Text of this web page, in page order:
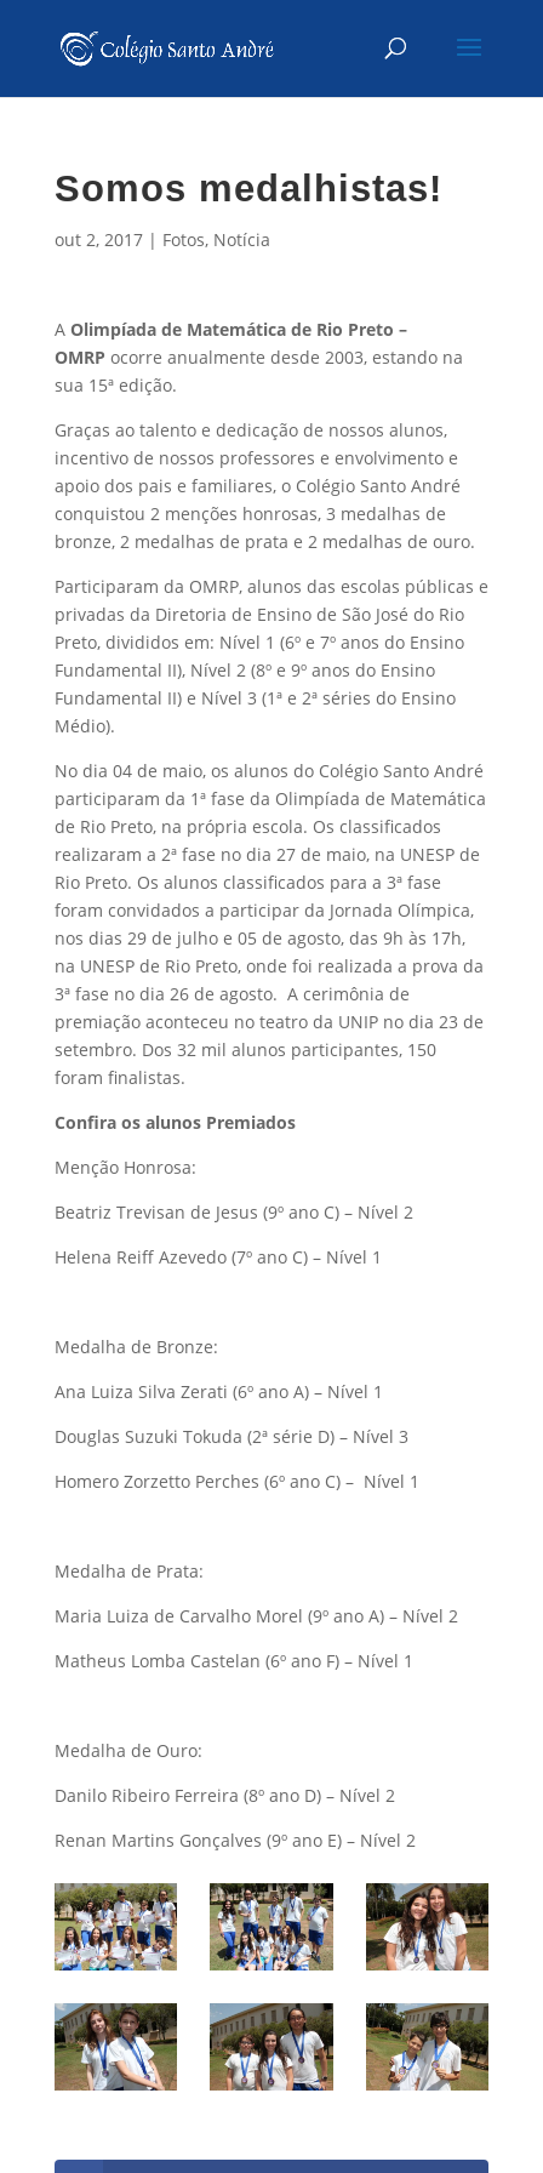
Somos medalhistas!
out 2, 2017| Fotos, Notícia
A Olimpíada de Matemática de Rio Preto –
OMRP ocorre anualmente desde 2003, estando na
sua 15ª edição.
Graças ao talento e dedicação de nossos alunos,
incentivo de nossos professores e envolvimento e
apoio dos pais e familiares, o Colégio Santo André
conquistou 2 menções honrosas, 3 medalhas de
bronze, 2 medalhas de prata e 2 medalhas de ouro.
Participaram da OMRP, alunos das escolas públicas e
privadas da Diretoria de Ensino de São José do Rio
Preto, divididos em: Nível 1 (6º e 7º anos do Ensino
Fundamental II), Nível 2 (8º e 9º anos do Ensino
Fundamental II) e Nível 3 (1ª e 2ª séries do Ensino
Médio).
No dia 04 de maio, os alunos do Colégio Santo André
participaram da 1ª fase da Olimpíada de Matemática
de Rio Preto, na própria escola. Os classificados
realizaram a 2ª fase no dia 27 de maio, na UNESP de
Rio Preto. Os alunos classificados para a 3ª fase
foram convidados a participar da Jornada Olímpica,
nos dias 29 de julho e 05 de agosto, das 9h às 17h,
na UNESP de Rio Preto, onde foi realizada a prova da
3ª fase no dia 26 de agosto. A cerimônia de
premiação aconteceu no teatro da UNIP no dia 23 de
setembro. Dos 32 mil alunos participantes, 150
foram finalistas.
Confira os alunos Premiados
Menção Honrosa:
Beatriz Trevisan de Jesus (9º ano C) – Nível 2
Helena Reiff Azevedo (7º ano C) – Nível 1
Medalha de Bronze:
Ana Luiza Silva Zerati (6º ano A) – Nível 1
Douglas Suzuki Tokuda (2ª série D) – Nível 3
Homero Zorzetto Perches (6º ano C) – Nível 1
Medalha de Prata:
Maria Luiza de Carvalho Morel (9º ano A) – Nível 2
Matheus Lomba Castelan (6º ano F) – Nível 1
Medalha de Ouro:
Danilo Ribeiro Ferreira (8º ano D) – Nível 2
Renan Martins Gonçalves (9º ano E) – Nível 2